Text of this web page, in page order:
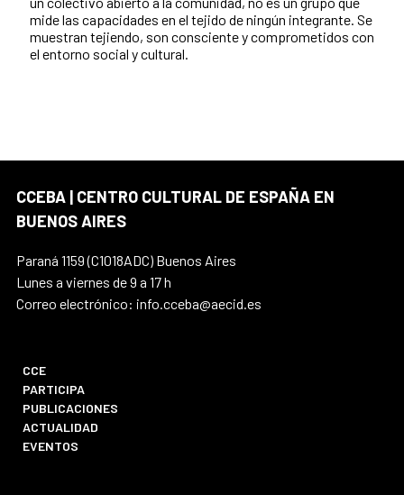
mide las capacidades en el tejido de ningún integrante. Se
muestran tejiendo, son consciente y comprometidos con
el entorno social y cultural.
CCEBA | CENTRO CULTURAL DE ESPAÑA EN
BUENOS AIRES
Paraná 1159 (C1018ADC) Buenos Aires
Lunes a viernes de 9 a 17 h
Correo electrónico: info.cceba@aecid.es
CCE
PARTICIPA
PUBLICACIONES
ACTUALIDAD
EVENTOS